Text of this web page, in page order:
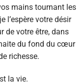
mains tournant les
l’espère votre désir
de votre être, dans
du fond du cœur
richesse.
la vie.